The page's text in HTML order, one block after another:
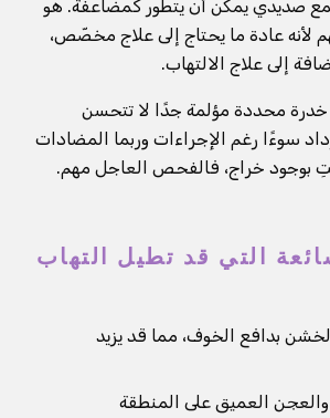
صديدي يمكن أن يتطور كمضاعفة. هو
لأنه عادة ما يحتاج إلى علاج مخصّص،
إلى علاج الالتهاب.
خدرة محددة مؤلمة جدًا لا تتحسن
سوءًا رغم الإجراءات وربما المضادات
بوجود خراج، فالفحص العاجل مهم.
التي قد تطيل التهاب
بدافع الخوف، مما قد يزيد
والعجن العميق على المنطقة